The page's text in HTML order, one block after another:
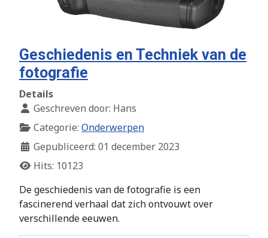
Geschiedenis en Techniek van de
fotografie
Details
Geschreven door: Hans
Categorie: Onderwerpen
Gepubliceerd: 01 december 2023
Hits: 10123
De geschiedenis van de fotografie is een
fascinerend verhaal dat zich ontvouwt over
verschillende eeuwen.